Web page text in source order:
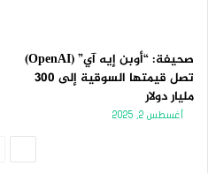
صحيفة: “أوبن إيه آي” (OpenAI)
تصل قيمتها السوقية إلى 300
مليار دولار
أغسطس 2, 2025